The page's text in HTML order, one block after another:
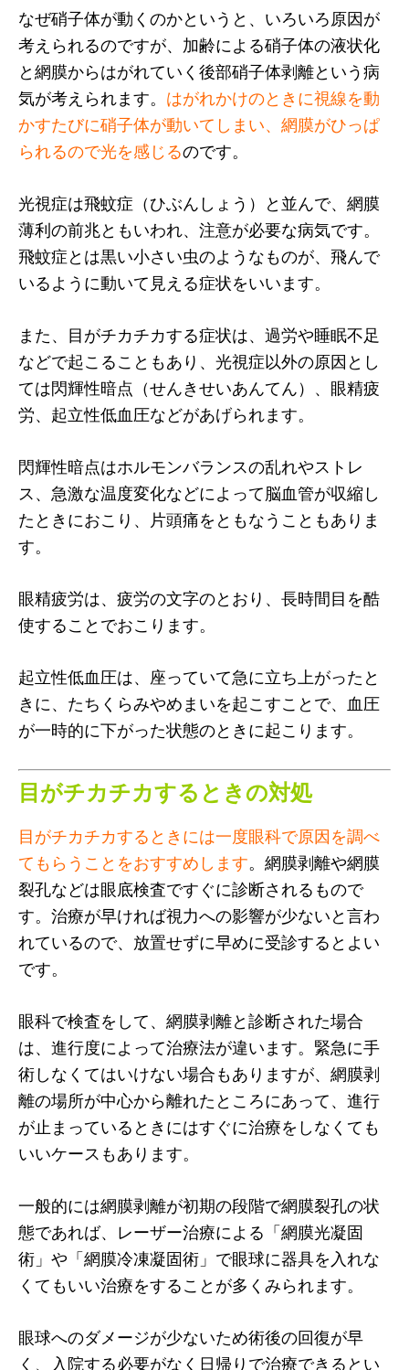
なぜ硝子体が動くのかというと、いろいろ原因が
考えられるのですが、加齢による硝子体の液状化
と網膜からはがれていく後部硝子体剥離という病
気が考えられます。 はがれかけのときに視線を動
かすたびに硝子体が動いてしまい、網膜がひっぱ
られるので光を感じるのです。
光視症は飛蚊症（ひぶんしょう）と並んで、網膜
薄利の前兆ともいわれ、注意が必要な病気です。
飛蚊症とは黒い小さい虫のようなものが、飛んで
いるように動いて見える症状をいいます。
また、目がチカチカする症状は、過労や睡眠不足
などで起こることもあり、光視症以外の原因とし
ては閃輝性暗点（せんきせいあんてん）、眼精疲
労、起立性低血圧などがあげられます。
閃輝性暗点はホルモンバランスの乱れやストレ
ス、急激な温度変化などによって脳血管が収縮し
たときにおこり、片頭痛をともなうこともありま
す。
眼精疲労は、疲労の文字のとおり、長時間目を酷
使することでおこります。
起立性低血圧は、座っていて急に立ち上がったと
きに、たちくらみやめまいを起こすことで、血圧
が一時的に下がった状態のときに起こります。
目がチカチカするときの対処
目がチカチカするときには一度眼科で原因を調べ
てもらうことをおすすめします。網膜剥離や網膜
裂孔などは眼底検査ですぐに診断されるもので
す。治療が早ければ視力への影響が少ないと言わ
れているので、放置せずに早めに受診するとよい
です。
眼科で検査をして、網膜剥離と診断された場合
は、進行度によって治療法が違います。緊急に手
術しなくてはいけない場合もありますが、網膜剥
離の場所が中心から離れたところにあって、進行
が止まっているときにはすぐに治療をしなくても
いいケースもあります。
一般的には網膜剥離が初期の段階で網膜裂孔の状
態であれば、レーザー治療による「網膜光凝固
術」や「網膜冷凍凝固術」で眼球に器具を入れな
くてもいい治療をすることが多くみられます。
眼球へのダメージが少ないため術後の回復が早
く、入院する必要がなく日帰りで治療できるとい